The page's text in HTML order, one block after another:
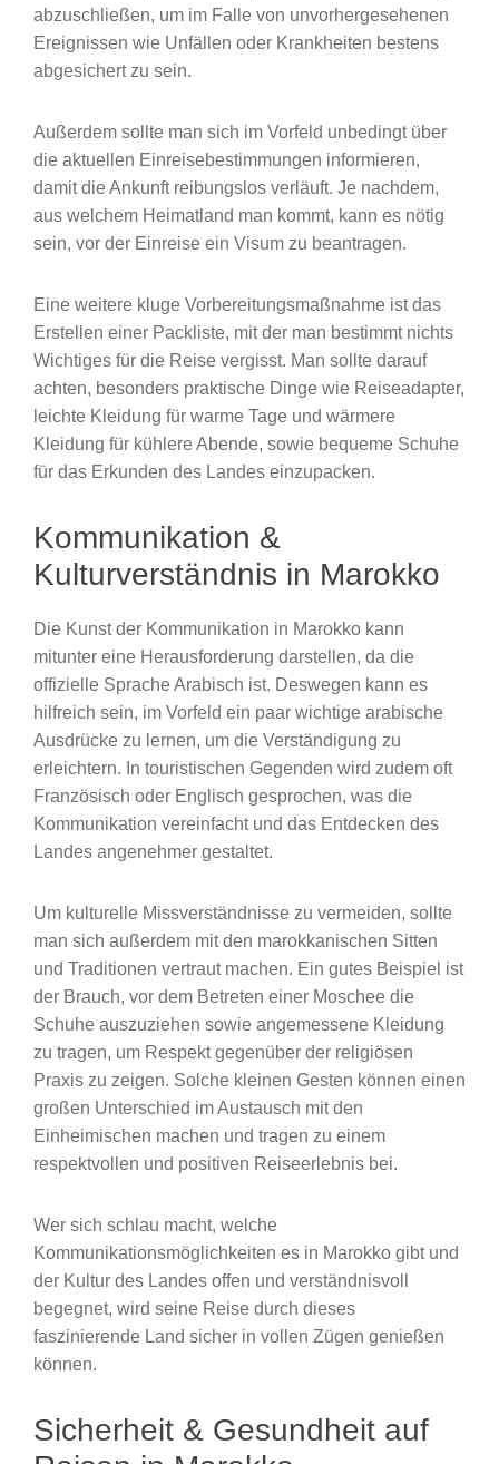
abzuschließen, um im Falle von unvorhergesehenen
Ereignissen wie Unfällen oder Krankheiten bestens
abgesichert zu sein.
Außerdem sollte man sich im Vorfeld unbedingt über
die aktuellen Einreisebestimmungen informieren,
damit die Ankunft reibungslos verläuft. Je nachdem,
aus welchem Heimatland man kommt, kann es nötig
sein, vor der Einreise ein Visum zu beantragen.
Eine weitere kluge Vorbereitungsmaßnahme ist das
Erstellen einer Packliste, mit der man bestimmt nichts
Wichtiges für die Reise vergisst. Man sollte darauf
achten, besonders praktische Dinge wie Reiseadapter,
leichte Kleidung für warme Tage und wärmere
Kleidung für kühlere Abende, sowie bequeme Schuhe
für das Erkunden des Landes einzupacken.
Kommunikation &
Kulturverständnis in Marokko
Die Kunst der Kommunikation in Marokko kann
mitunter eine Herausforderung darstellen, da die
offizielle Sprache Arabisch ist. Deswegen kann es
hilfreich sein, im Vorfeld ein paar wichtige arabische
Ausdrücke zu lernen, um die Verständigung zu
erleichtern. In touristischen Gegenden wird zudem oft
Französisch oder Englisch gesprochen, was die
Kommunikation vereinfacht und das Entdecken des
Landes angenehmer gestaltet.
Um kulturelle Missverständnisse zu vermeiden, sollte
man sich außerdem mit den marokkanischen Sitten
und Traditionen vertraut machen. Ein gutes Beispiel ist
der Brauch, vor dem Betreten einer Moschee die
Schuhe auszuziehen sowie angemessene Kleidung
zu tragen, um Respekt gegenüber der religiösen
Praxis zu zeigen. Solche kleinen Gesten können einen
großen Unterschied im Austausch mit den
Einheimischen machen und tragen zu einem
respektvollen und positiven Reiseerlebnis bei.
Wer sich schlau macht, welche
Kommunikationsmöglichkeiten es in Marokko gibt und
der Kultur des Landes offen und verständnisvoll
begegnet, wird seine Reise durch dieses
faszinierende Land sicher in vollen Zügen genießen
können.
Sicherheit & Gesundheit auf